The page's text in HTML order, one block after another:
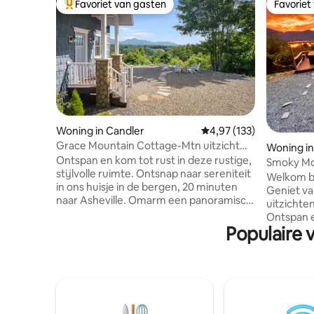
Topfavoriet van gasten
Favoriet van gasten
Woning in Candler Gemiddelde
4,97 (133)
Grace Mountain Cottage-Mtn uitzicht
/Rustig+Privé
Ontspan en kom tot rust in deze rustige,
stijlvolle ruimte. Ontsnap naar sereniteit
in ons huisje in de bergen, 20 minuten
naar Asheville. Omarm een panoramisch
Ontspan bij de vuurplaats buiten en
gezellige huisje is geschikt voor 4
Woning
Smoky
Welkom
Geniet
Ontspan
het
kopje
Populaire